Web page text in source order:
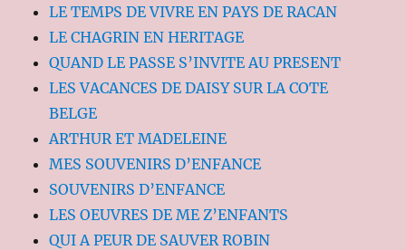
LE TEMPS DE VIVRE EN PAYS DE RACAN
LE CHAGRIN EN HERITAGE
QUAND LE PASSE S’INVITE AU PRESENT
LES VACANCES DE DAISY SUR LA COTE
BELGE
ARTHUR ET MADELEINE
MES SOUVENIRS D’ENFANCE
SOUVENIRS D’ENFANCE
LES OEUVRES DE ME Z’ENFANTS
QUI A PEUR DE SAUVER ROBIN